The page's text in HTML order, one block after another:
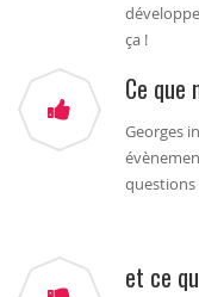
ça !
Ce que
Georges
questions
et ce